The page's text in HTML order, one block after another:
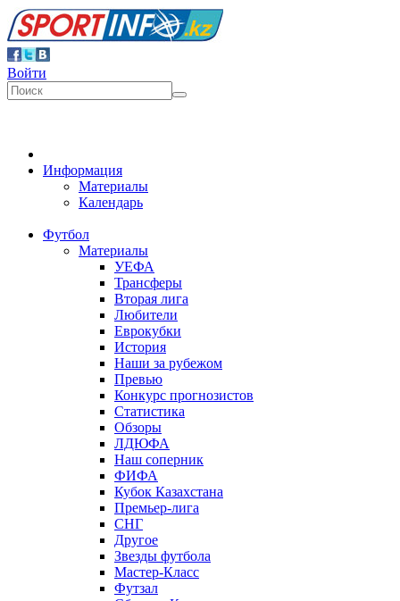
Войти
Информация
Материалы
Календарь
Футбол
Материалы
УЕФА
Трансферы
Вторая лига
Любители
Еврокубки
История
Наши за рубежом
Превью
Конкурс прогнозистов
Статистика
Обзоры
ЛДЮФА
Наш соперник
ФИФА
Кубок Казахстана
Премьер-лига
СНГ
Другое
Звезды футбола
Мастер-Класс
Футзал